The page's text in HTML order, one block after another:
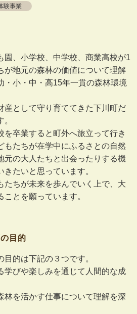
験事業
園、小学校、中学校、商業高校が1
が地元の森林の価値について理解
・小・中・高15年一貫の森林環境
産として守り育ててきた下川町だ
を卒業すると町外へ旅立って行き
もたちが在学中にふるさとの自然
元の大人たちと出会ったりする機
たいと思っています。
たちが未来を歩んでいく上で、大
とを願っています。
目的
的は下記の３つです。
学びや楽しみを通じて人間的な成
林を活かす仕事について理解を深